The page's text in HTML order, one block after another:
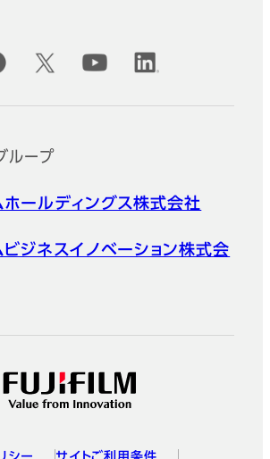
ウント
ループ
ールディングス株式会社
ジネスイノベーション株式会